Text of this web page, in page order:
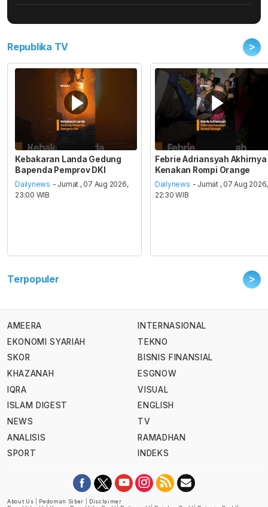
Republika TV >
Kebakaran Landa Gedung
Bapenda Pemprov DKI
Dailynews - Jumat , 07 Aug 2026,
23:00 WIB
Febrie Adriansyah Akhirnya
Kenakan Rompi Orange
Dailynews - Jumat , 07 Aug 2026,
22:30 WIB
Terpopuler >
AMEERA
EKONOMI SYARIAH
SKOR
KHAZANAH
IQRA
ISLAM DIGEST
NEWS
ANALISIS
SPORT
INTERNASIONAL
TEKNO
BISNIS FINANSIAL
ESGNOW
VISUAL
ENGLISH
TV
RAMADHAN
INDEKS
About Us Pedoman Siber
Disclaimer